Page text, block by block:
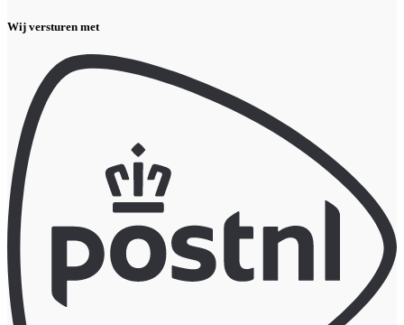
Wij versturen met